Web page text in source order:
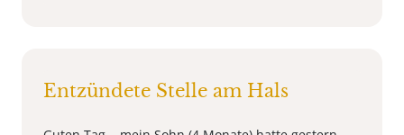
Entzündete Stelle am Hals